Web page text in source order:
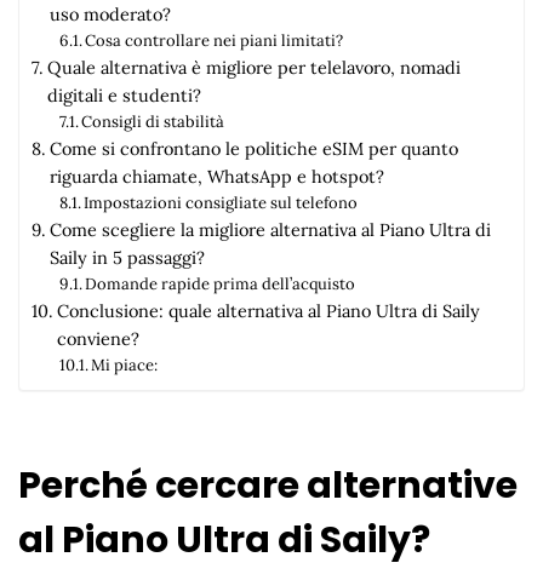
uso moderato?
Cosa controllare nei piani limitati?
Quale alternativa è migliore per telelavoro, nomadi
digitali e studenti?
Consigli di stabilità
Come si confrontano le politiche eSIM per quanto
riguarda chiamate, WhatsApp e hotspot?
Impostazioni consigliate sul telefono
Come scegliere la migliore alternativa al Piano Ultra di
Saily in 5 passaggi?
Domande rapide prima dell’acquisto
Conclusione: quale alternativa al Piano Ultra di Saily
conviene?
Mi piace:
Perché cercare alternative
al Piano Ultra di Saily?